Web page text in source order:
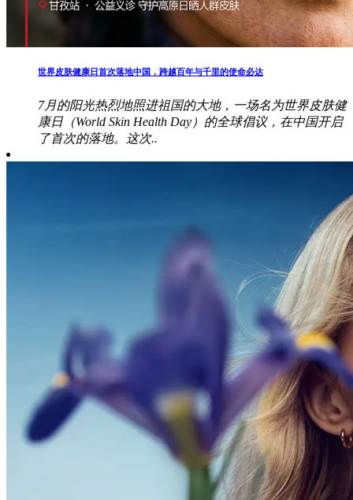
世界皮肤健康日首次落地中国，跨越百年与千里的使命必达
7月的阳光热烈地照进祖国的大地，一场名为世界皮肤健
康日（World Skin Health Day）的全球倡议，在中国开启
了首次的落地。这次..